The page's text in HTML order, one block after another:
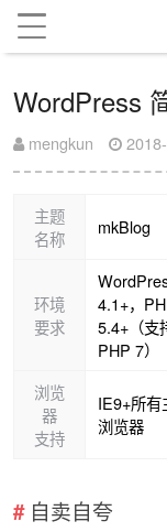
WordPress
mengkun
主题
名称
mkBlog
环境
要求
4.1+，
5.4+（支
PHP 7）
浏览
器
支持
IE9+所有
浏览器
自卖自夸